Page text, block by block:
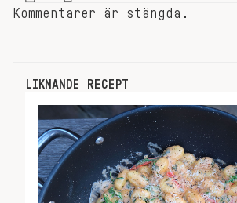
Kommentarer är stängda.
LIKNANDE RECEPT